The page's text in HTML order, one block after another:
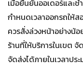
เมื่อยืนยันออเดอร์และช
กำหนดเวลาออกรถให้
ควรสั่งล่วงหน้าอย่างน้
ร้านที่ให้บริการในเขต
จัดส่งได้ภายในเวลาป